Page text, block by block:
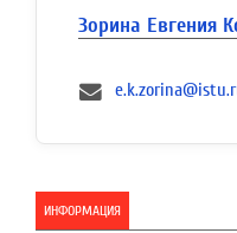
Зорина Евгения
ИНФОРМАЦИЯ